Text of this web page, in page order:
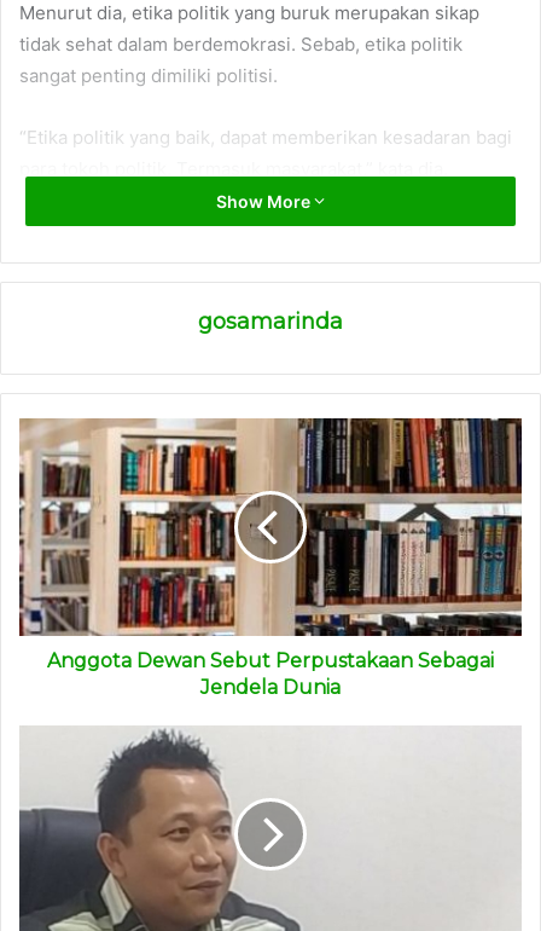
Menurut dia, etika politik yang buruk merupakan sikap
tidak sehat dalam berdemokrasi. Sebab, etika politik
sangat penting dimiliki politisi.
“Etika politik yang baik, dapat memberikan kesadaran bagi
Dia mengatakan, dengan menjunjung tinggi etika politik,
maka masyarakat bisa terhindar dari hal-hal tak diinginkan.
hoaks bisa memperkeruh suasana di masyarakat.
Show More
gosamarinda
Anggota Dewan Sebut Perpustakaan Sebagai
Jendela Dunia